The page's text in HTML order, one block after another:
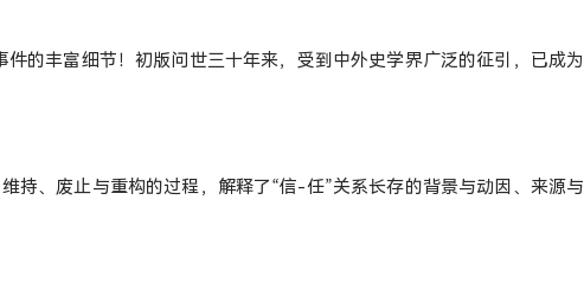
的丰富细节！初版问世三十年来，受到中外史学界广泛的征引，已成为
持、废止与重构的过程，解释了“信-任”关系长存的背景与动因、来源与